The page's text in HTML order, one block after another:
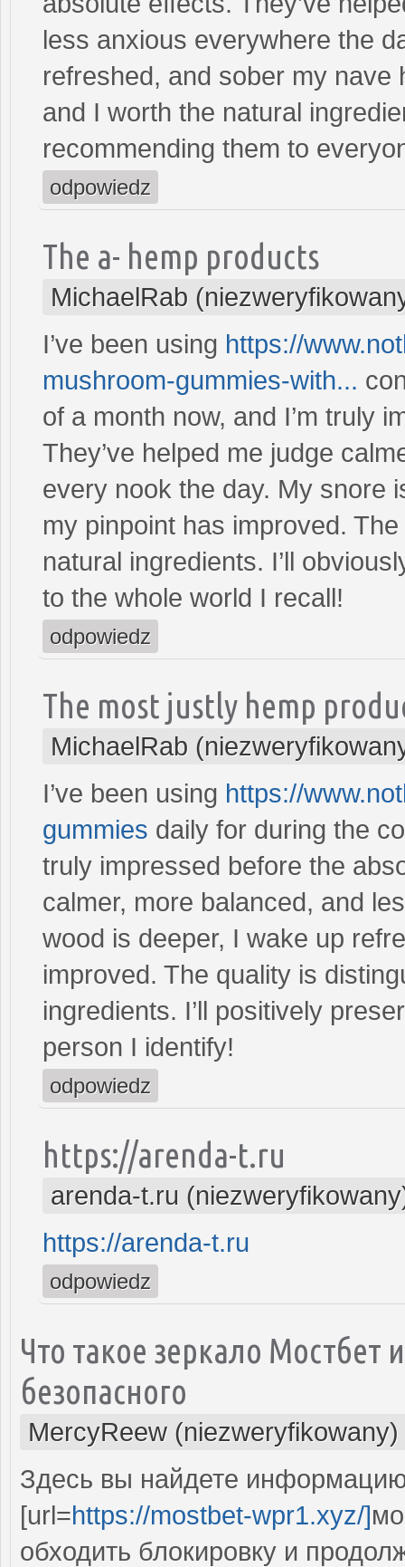
less anxious everywhere the
refreshed, and sober my nave
and I worth the natural
recommending them to
odpowiedz
The a- hemp products
MichaelRab
I’ve been using https://
mushroom-gummies-with...
of a month now, and I’m truly
They’ve helped me judge
every nook the day. My snore
my pinpoint has improved.
natural ingredients. I’ll
to the whole world I recall!
odpowiedz
The most justly hemp
MichaelRab
I’ve been using https://
gummies daily for during the
truly impressed before the
calmer, more balanced, and
wood is deeper, I wake up
improved. The quality is
ingredients. I’ll positively
person I identify!
odpowiedz
https://arenda-t.ru
arenda-t.ru
https://arenda-t.ru
odpowiedz
Что такое зеркало Мостбет
безопасного
MercyReew (niezweryfikowany)
Здесь вы найдете
[url=https://mostbet-wpr1.xyz/]
обходить блокировку и